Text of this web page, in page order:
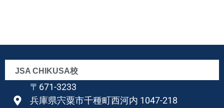
JSA CHIKUSA校
〒671-3233
兵庫県宍粟市千種町西河内 1047-218